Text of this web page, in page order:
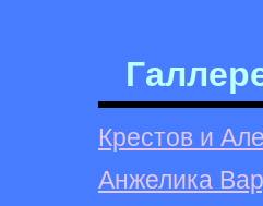
Крестов и
Анжелика